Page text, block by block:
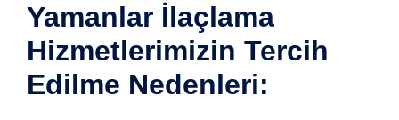
Yamanlar İlaçlama
Hizmetlerimizin Tercih
Edilme Nedenleri: